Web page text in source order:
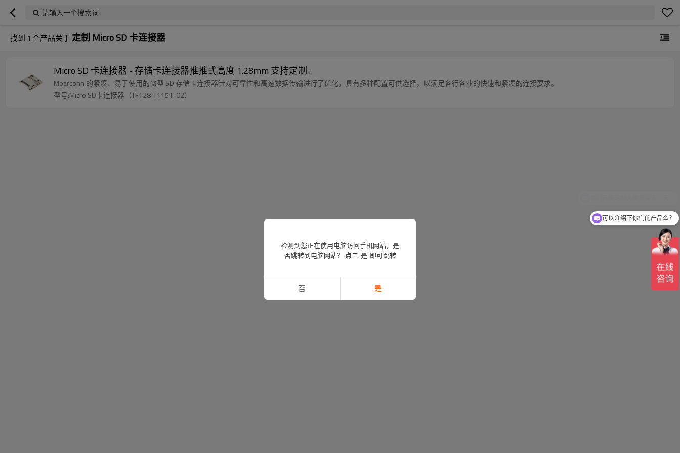
请输入一个搜索词
找到 1 个产品关于定制 Micro SD 卡连接器
Micro SD 卡连接器 - 存储卡连接器推推式高度 1.28mm 支持定制。
Moarconn 的紧凑、易于使用的微型 SD 存储卡连接器针对可靠性和高速数据传输进行了优化，具有多种配置可供选择，以满足各行各业的快速和紧凑的连接要求。
型号:Micro SD卡连接器（TF128-T1151-02）
检测到您正在使用电脑访问手机网站，是
否跳转到电脑网站？ 点击“是”即可跳转
否 是
可以介绍下你们的产品么？